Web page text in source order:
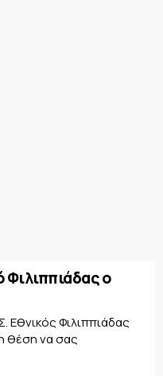
Φιλιππιάδας ο
Φιλιππιάδας
θέση να σας